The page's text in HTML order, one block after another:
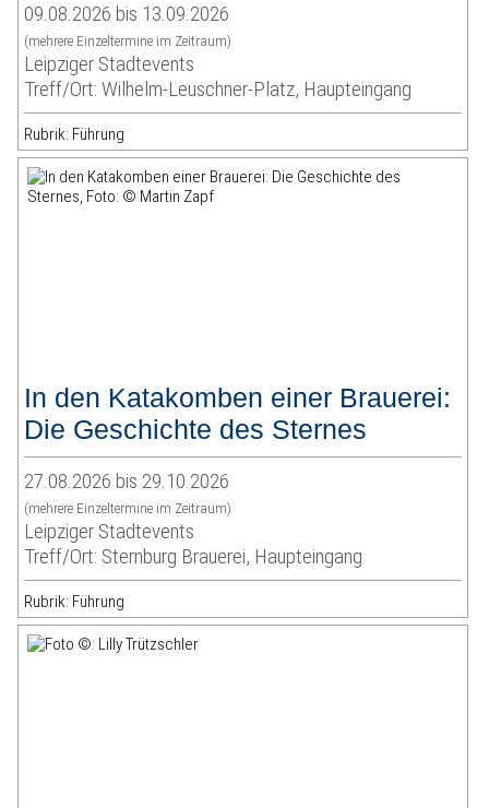
09.08.2026 bis 13.09.2026
(mehrere Einzeltermine im Zeitraum)
Leipziger Stadtevents
Treff/Ort: Wilhelm-Leuschner-Platz, Haupteingang
Rubrik: Führung
In den Katakomben einer Brauerei:
Die Geschichte des Sternes
27.08.2026 bis 29.10.2026
(mehrere Einzeltermine im Zeitraum)
Leipziger Stadtevents
Treff/Ort: Sternburg Brauerei, Haupteingang
Rubrik: Führung